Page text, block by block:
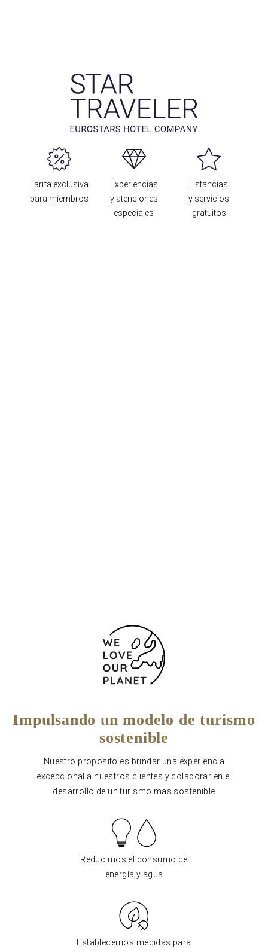
Tarifa exclusiva
para miembros
Experiencias
y atenciones
especiales
Estancias
y servicios
gratuitos
Impulsando un modelo de turismo
sostenible
Nuestro proposito es brindar una experiencia
excepcional a nuestros clientes y colaborar en el
desarrollo de un turismo mas sostenible
Reducimos el consumo de
energía y agua
Establecemos medidas para